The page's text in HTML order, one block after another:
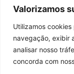
Valorizamos
Utilizamos
navegação, exibir
analisar nosso
concorda com
bem-
turismo,
tecnologia
e